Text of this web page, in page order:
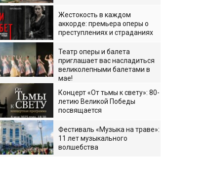
Жестокость в каждом
аккорде: премьера оперы о
преступлениях и страданиях
Театр оперы и балета
приглашает вас насладиться
великолепными балетами в
мае!
Концерт «От тьмы к свету»: 80-
летию Великой Победы
посвящается
Фестиваль «Музыка на траве»:
11 лет музыкального
волшебства